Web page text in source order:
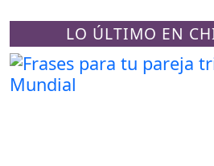
LO ÚLTIMO EN